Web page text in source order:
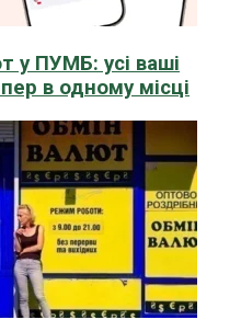
у ПУМБ: усі ваші
в одному місці